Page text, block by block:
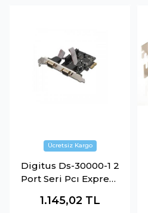
Digitus Ds-30000-1 2
Port Seri Pcı Express
1.145,02 TL